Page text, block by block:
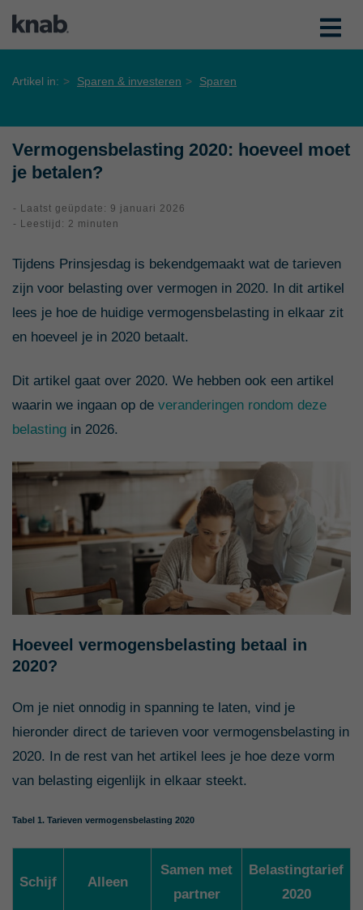
Artikel in: Sparen & investeren Sparen
Vermogensbelasting 2020: hoeveel moet
je betalen?
- Laatst geüpdate: 9 januari 2026
- Leestijd: 2 minuten
Tijdens Prinsjesdag is bekendgemaakt wat de tarieven
zijn voor belasting over vermogen in 2020. In dit artikel
lees je hoe de huidige vermogensbelasting in elkaar zit
en hoeveel je in 2020 betaalt.
Dit artikel gaat over 2020. We hebben ook een artikel
waarin we ingaan op de veranderingen rondom deze
belasting in 2026.
Hoeveel vermogensbelasting betaal in
2020?
Om je niet onnodig in spanning te laten, vind je
hieronder direct de tarieven voor vermogensbelasting in
2020. In de rest van het artikel lees je hoe deze vorm
van belasting eigenlijk in elkaar steekt.
Tabel 1. Tarieven vermogensbelasting 2020
Schijf Alleen
Samen met
partner
Belastingtarief
2020